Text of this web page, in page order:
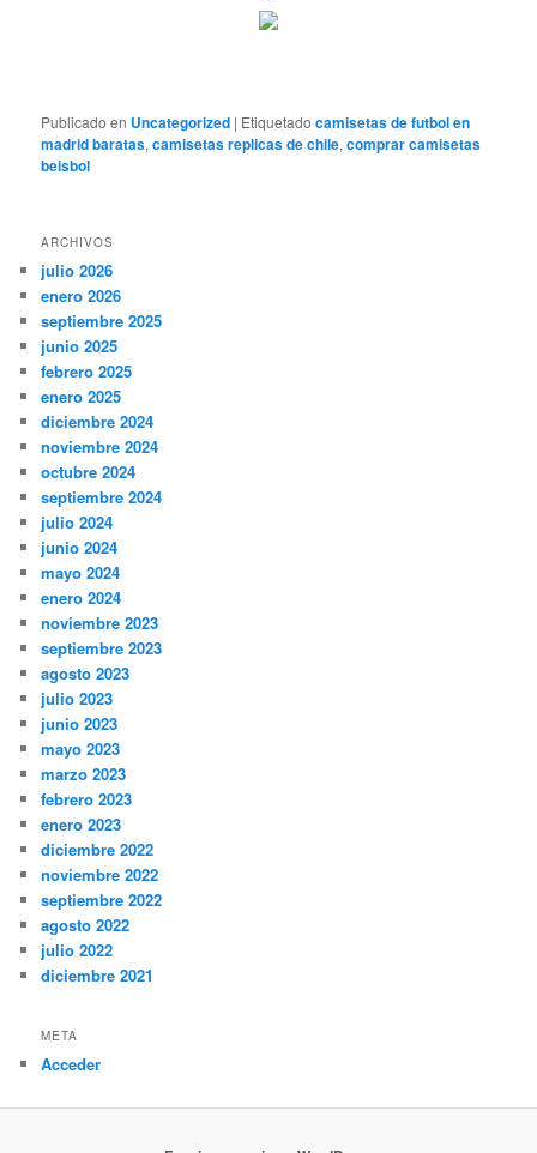
Publicado en Uncategorized | Etiquetado camisetas de futbol en
madrid baratas,camisetas replicas de chile,comprar camisetas
beisbol
ARCHIVOS
julio 2026
enero 2026
septiembre 2025
junio 2025
febrero 2025
enero 2025
diciembre 2024
noviembre 2024
octubre 2024
septiembre 2024
julio 2024
junio 2024
mayo 2024
enero 2024
noviembre 2023
septiembre 2023
agosto 2023
julio 2023
junio 2023
mayo 2023
marzo 2023
febrero 2023
enero 2023
diciembre 2022
noviembre 2022
septiembre 2022
agosto 2022
julio 2022
diciembre 2021
META
Acceder